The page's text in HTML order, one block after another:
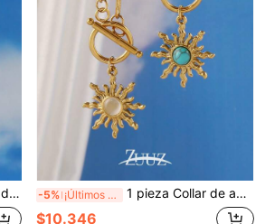
-5% ¡Últimos 2 días 1 pieza Collar de acero inoxidable de moda, Collar con colgante de piedra natural redonda con diseño de sol, Joyería para mujer, Adecuado para el uso diario de la mujer
$10.346